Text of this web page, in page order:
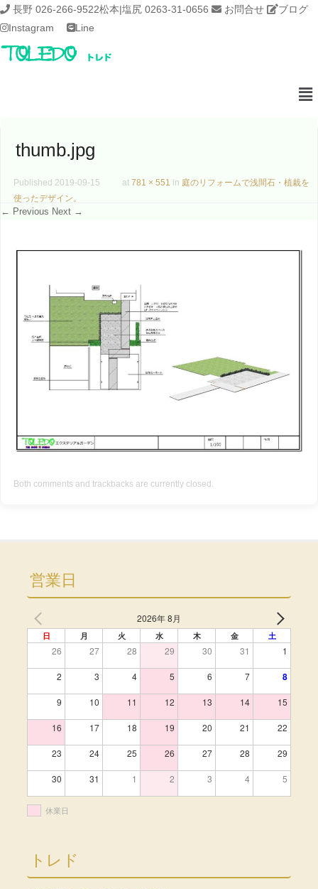
長野 026-266-9522松本|塩尻 0263-31-0656 お問合せ
ブログ
Instagram
Line
thumb.jpg
Published 2019-09-15 at 781 × 551 in 庭のリフォームで浅間石・植栽を
使ったデザイン。
← Previous Next →
Both comments and trackbacks are currently closed.
営業日
2026年 8月
日 月 火 水 木 金 土
26 27 28 29 30 31 1
2 3 4 5 6 7 8
9 10 11 12 13 14 15
16 17 18 19 20 21 22
23 24 25 26 27 28 29
30 31 1 2 3 4 5
休業日
トレド